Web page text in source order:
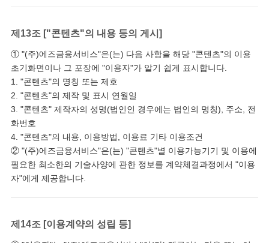
제13조 ["콘텐츠"의 내용 등의 게시]
① "(주)에즈금융서비스"은(는) 다음 사항을 해당 "콘텐츠"의 이용
초기화면이나 그 포장에 "이용자"가 알기 쉽게 표시합니다.
1. "콘텐츠"의 명칭 또는 제호
2. "콘텐츠"의 제작 및 표시 연월일
3. "콘텐츠" 제작자의 성명(법인인 경우에는 법인의 명칭), 주소, 전
화번호
4. "콘텐츠"의 내용, 이용방법, 이용료 기타 이용조건
② "(주)에즈금융서비스"은(는) "콘텐츠"별 이용가능기기 및 이용에
필요한 최소한의 기술사양에 관한 정보를 계약체결과정에서 "이용
자"에게 제공합니다.
제14조 [이용계약의 성립 등]